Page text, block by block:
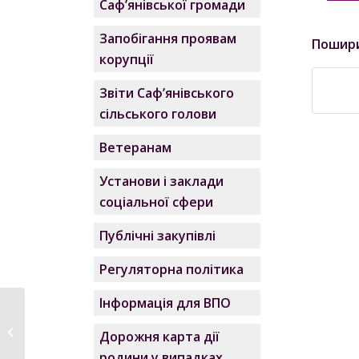
Саф’янівської громади
Запобігання проявам
корупції
Звіти Саф’янівського
сільського голови
Ветеранам
Установи і заклади
соціальної сфери
Публічні закупівлі
Регуляторна політика
Інформація для ВПО
Дорожня карта дії
З Днем Військово-